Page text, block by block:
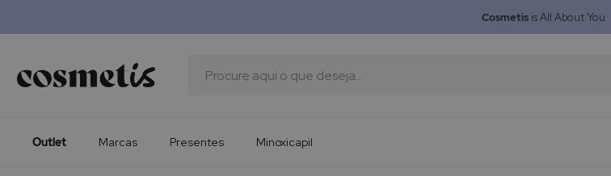
Cosmetisis All About You
Procura
Presentes
Minoxicapil
Outlet Marcas Presentes Minoxicapil